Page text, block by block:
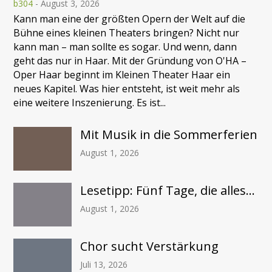
b304 - August 3, 2026
Kann man eine der größten Opern der Welt auf die
Bühne eines kleinen Theaters bringen? Nicht nur
kann man – man sollte es sogar. Und wenn, dann
geht das nur in Haar. Mit der Gründung von O'HA –
Oper Haar beginnt im Kleinen Theater Haar ein
neues Kapitel. Was hier entsteht, ist weit mehr als
eine weitere Inszenierung. Es ist...
Mit Musik in die Sommerferien
August 1, 2026
Lesetipp: Fünf Tage, die alles...
August 1, 2026
Chor sucht Verstärkung
Juli 13, 2026